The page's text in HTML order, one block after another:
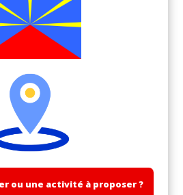
ou une activité à proposer ?